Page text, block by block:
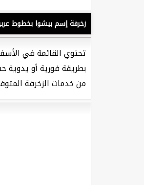
زخرفة إسم بيشوا بخطوط
تحتوي القائمة في
بطريقة فورية أو يدوية
من خدمات الزخرفة